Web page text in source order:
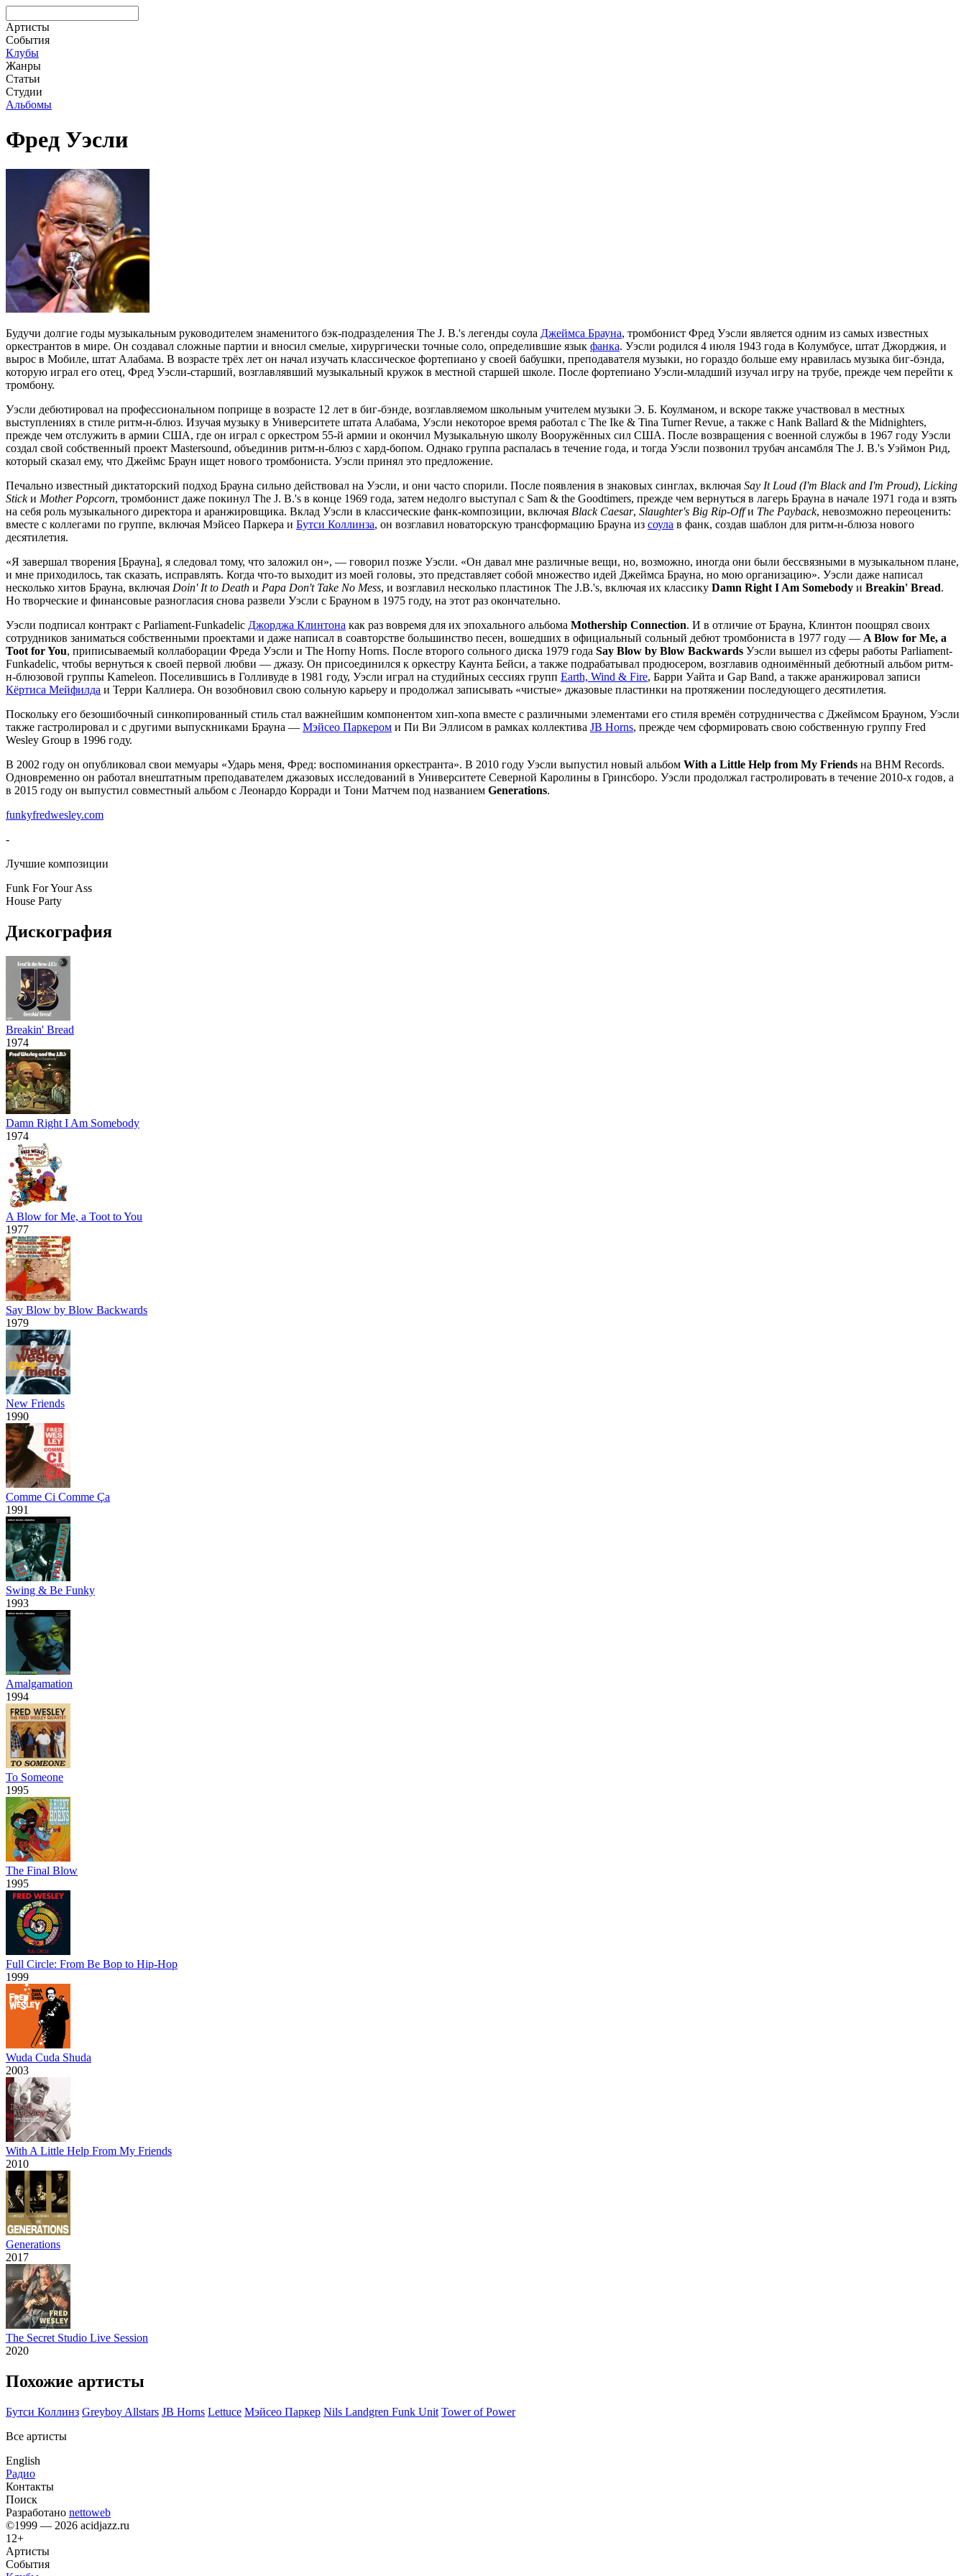
Артисты
События
Клубы
Жанры
Статьи
Студии
Альбомы
Фред Уэсли
Будучи долгие годы музыкальным руководителем знаменитого бэк-подразделения The J. B.'s легенды соула Джеймса Брауна, тромбонист Фред Уэсли является одним из самых известных
оркестрантов в мире. Он создавал сложные партии и вносил смелые, хирургически точные соло, определившие язык фанка. Уэсли родился 4 июля 1943 года в Колумбусе, штат Джорджия, и
вырос в Мобиле, штат Алабама. В возрасте трёх лет он начал изучать классическое фортепиано у своей бабушки, преподавателя музыки, но гораздо больше ему нравилась музыка биг-бэнда,
которую играл его отец, Фред Уэсли-старший, возглавлявший музыкальный кружок в местной старшей школе. После фортепиано Уэсли-младший изучал игру на трубе, прежде чем перейти к
тромбону.
Уэсли дебютировал на профессиональном поприще в возрасте 12 лет в биг-бэнде, возглавляемом школьным учителем музыки Э. Б. Коулманом, и вскоре также участвовал в местных
выступлениях в стиле ритм-н-блюз. Изучая музыку в Университете штата Алабама, Уэсли некоторое время работал с The Ike & Tina Turner Revue, а также с Hank Ballard & the Midnighters,
прежде чем отслужить в армии США, где он играл с оркестром 55-й армии и окончил Музыкальную школу Вооружённых сил США. После возвращения с военной службы в 1967 году Уэсли
создал свой собственный проект Mastersound, объединив ритм-н-блюз с хард-бопом. Однако группа распалась в течение года, и тогда Уэсли позвонил трубач ансамбля The J. B.'s Уэймон Рид,
который сказал ему, что Джеймс Браун ищет нового тромбониста. Уэсли принял это предложение.
Печально известный диктаторский подход Брауна сильно действовал на Уэсли, и они часто спорили. После появления в знаковых синглах, включая Say It Loud (I'm Black and I'm Proud), Licking
Stickи Mother Popcorn, тромбонист даже покинул The J. B.'s в конце 1969 года, затем недолго выступал с Sam & the Goodtimers, прежде чем вернуться в лагерь Брауна в начале 1971 года и взять
на себя роль музыкального директора и аранжировщика. Вклад Уэсли в классические фанк-композиции, включая Black Caesar, Slaughter's Big Rip-Offи The Payback, невозможно переоценить:
вместе с коллегами по группе, включая Мэйсео Паркера и Бутси Коллинза, он возглавил новаторскую трансформацию Брауна из соула в фанк, создав шаблон для ритм-н-блюза нового
десятилетия.
«Я завершал творения [Брауна], я следовал тому, что заложил он», — говорил позже Уэсли. «Он давал мне различные вещи, но, возможно, иногда они были бессвязными в музыкальном плане,
и мне приходилось, так сказать, исправлять. Когда что-то выходит из моей головы, это представляет собой множество идей Джеймса Брауна, но мою организацию». Уэсли даже написал
несколько хитов Брауна, включая Doin' It to Death и Papa Don't Take No Mess, и возглавил несколько пластинок The J.B.'s, включая их классику Damn Right I Am Somebody и Breakin' Bread.
Но творческие и финансовые разногласия снова развели Уэсли с Брауном в 1975 году, на этот раз окончательно.
Уэсли подписал контракт с Parliament-Funkadelic Джорджа Клинтона как раз вовремя для их эпохального альбома Mothership Connection. И в отличие от Брауна, Клинтон поощрял своих
сотрудников заниматься собственными проектами и даже написал в соавторстве большинство песен, вошедших в официальный сольный дебют тромбониста в 1977 году — A Blow for Me, a
Toot for You, приписываемый коллаборации Фреда Уэсли и The Horny Horns. После второго сольного диска 1979 года Say Blow by Blow Backwards Уэсли вышел из сферы работы Parliament-
Funkadelic, чтобы вернуться к своей первой любви — джазу. Он присоединился к оркестру Каунта Бейси, а также подрабатывал продюсером, возглавив одноимённый дебютный альбом ритм-
н-блюзовой группы Kameleon. Поселившись в Голливуде в 1981 году, Уэсли играл на студийных сессиях групп Earth, Wind & Fire, Барри Уайта и Gap Band, а также аранжировал записи
Кёртиса Мейфилда и Терри Каллиера. Он возобновил свою сольную карьеру и продолжал записывать «чистые» джазовые пластинки на протяжении последующего десятилетия.
Поскольку его безошибочный синкопированный стиль стал важнейшим компонентом хип-хопа вместе с различными элементами его стиля времён сотрудничества с Джеймсом Брауном, Уэсли
также гастролировал и с другими выпускниками Брауна — Мэйсео Паркером и Пи Ви Эллисом в рамках коллектива JB Horns, прежде чем сформировать свою собственную группу Fred
Wesley Group в 1996 году.
В 2002 году он опубликовал свои мемуары «Ударь меня, Фред: воспоминания оркестранта». В 2010 году Уэсли выпустил новый альбом With a Little Help from My Friends на BHM Records.
Одновременно он работал внештатным преподавателем джазовых исследований в Университете Северной Каролины в Гринсборо. Уэсли продолжал гастролировать в течение 2010-х годов, а
в 2015 году он выпустил совместный альбом с Леонардо Корради и Тони Матчем под названием Generations.
funkyfredwesley.com
-
Лучшие композиции
Funk For Your Ass
House Party
Дискография
Breakin' Bread
1974
Damn Right I Am Somebody
1974
A Blow for Me, a Toot to You
1977
Say Blow by Blow Backwards
1979
New Friends
1990
Comme Ci Comme Ça
1991
Swing & Be Funky
1993
Amalgamation
1994
To Someone
1995
The Final Blow
1995
Full Circle: From Be Bop to Hip-Hop
1999
Wuda Cuda Shuda
2003
With A Little Help From My Friends
2010
Generations
2017
The Secret Studio Live Session
2020
Похожие артисты
Бутси Коллинз Greyboy Allstars JB Horns Lettuce Мэйсео Паркер Nils Landgren Funk Unit Tower of Power
Все артисты
English
Радио
Контакты
Поиск
Разработано nettoweb
©1999 — 2026 acidjazz.ru
12+
Артисты
События